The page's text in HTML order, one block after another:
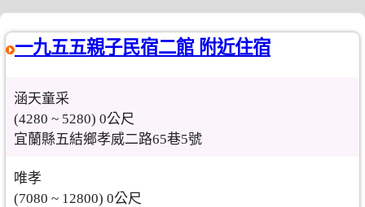
一九五五親子民宿二館 附近住宿
涵天童采
(4280 ~ 5280) 0公尺
宜蘭縣五結鄉孝威二路65巷5號
唯孝
(7080 ~ 12800) 0公尺